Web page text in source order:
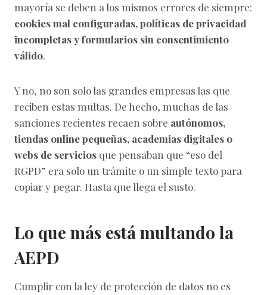
mayoría se deben a los mismos errores de siempre:
cookies mal configuradas, políticas de privacidad
incompletas y formularios sin consentimiento
válido.
Y no, no son solo las grandes empresas las que
reciben estas multas. De hecho, muchas de las
sanciones recientes recaen sobre autónomos,
tiendas online pequeñas, academias digitales o
webs de servicios que pensaban que “eso del
RGPD” era solo un trámite o un simple texto para
copiar y pegar. Hasta que llega el susto.
Lo que más está multando la
AEPD
Cumplir con la ley de protección de datos no es